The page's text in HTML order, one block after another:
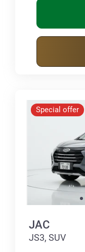
Special offer
JAC
JS3, SUV